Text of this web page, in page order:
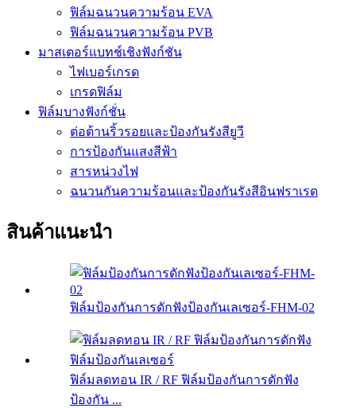
ฟิล์มฉนวนความร้อน EVA
ฟิล์มฉนวนความร้อน PVB
มาสเตอร์แบทช์เชิงฟังก์ชัน
ไฟเบอร์เกรด
เกรดฟิล์ม
ฟิล์มบางฟังก์ชั่น
ต่อต้านริ้วรอยและป้องกันรังสียูวี
การป้องกันแสงสีฟ้า
สารหน่วงไฟ
ฉนวนกันความร้อนและป้องกันรังสีอินฟราเรด
สินค้าแนะนำ
ฟิล์มป้องกันการดักฟังป้องกันเลเซอร์-FHM-02
ฟิล์มลดทอน IR / RF ฟิล์มป้องกันการดักฟัง
ป้องกัน ...